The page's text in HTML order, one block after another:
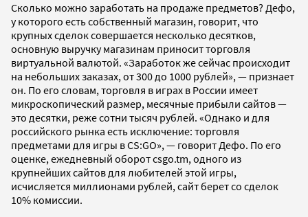
Сколько можно заработать на продаже предметов? Дефо,
у которого есть собственный магазин, говорит, что
крупных сделок совершается несколько десятков,
основную выручку магазинам приносит торговля
виртуальной валютой. «Заработок же сейчас происходит
на небольших заказах, от 300 до 1000 рублей», — признает
он. По его словам, торговля в играх в России имеет
микроскопический размер, месячные прибыли сайтов —
это десятки, реже сотни тысяч рублей. «Однако и для
российского рынка есть исключение: торговля
предметами для игры в CS:GO», — говорит Дефо. По его
оценке, ежедневный оборот csgo.tm, одного из
крупнейших сайтов для любителей этой игры,
исчисляется миллионами рублей, сайт берет со сделок
10% комиссии.